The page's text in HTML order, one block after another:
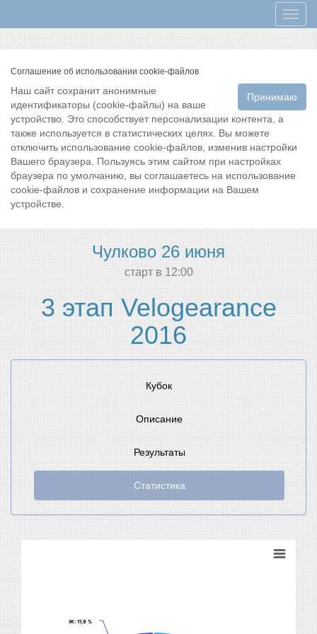
Меню
Соглашение об использовании cookie-файлов
Принимаю
Наш сайт сохранит анонимные
идентификаторы (cookie-файлы) на ваше
устройство. Это способствует персонализации контента, а
также используется в статистических целях. Вы можете
отключить использование cookie-файлов, изменив настройки
Вашего браузера. Пользуясь этим сайтом при настройках
браузера по умолчанию, вы соглашаетесь на использование
cookie-файлов и сохранение информации на Вашем
устройстве.
Чулково 26 июня
cтарт в 12:00
3 этап Velogearance
2016
Кубок
Описание
Результаты
Статистика
Ж: 11,9 %
Ж: 11,9 %